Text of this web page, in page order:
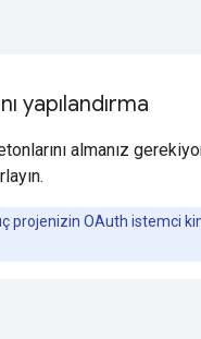
yapılandırma
almanız
projenizin OAuth istemci